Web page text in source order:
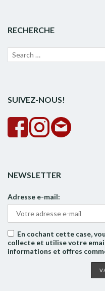
RECHERCHE
Recherche
SUIVEZ-NOUS!
NEWSLETTER
Adresse e-mail:
En cochant cette case,
collecte et utilise votre
informations et offres